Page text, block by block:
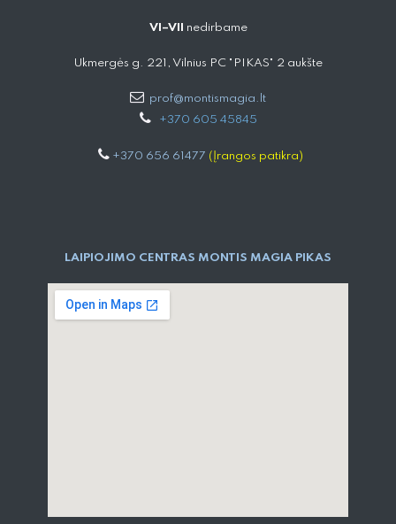
VI–VII nedirbame
Ukmergės g. 221, Vilnius PC "PIKAS" 2 aukšte
prof@montismagia.lt
+370 605 4584​5
+370 656 61477 (Įrangos patikra)
LAIPIOJIMO CENTRAS MONTIS MAGIA PIKAS